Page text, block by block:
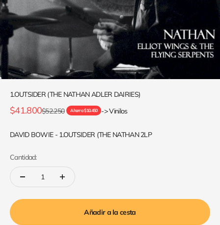
1.OUTSIDER (THE NATHAN ADLER DAIRIES)
Precio de oferta
$41.800Precio normal
$52.250 Ahorra $10.450 -> Vinilos
DAVID BOWIE - 1.OUTSIDER (THE NATHAN 2LP
Cantidad:
Añadir a la cesta